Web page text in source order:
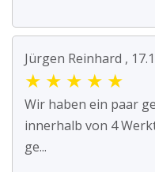
Jürgen Reinhard ,
★ ★ ★ ★ ★
Wir haben ein paar
innerhalb von 4
ge...